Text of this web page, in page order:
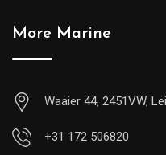
More Marine
Waaier 44, 2451VW,
+31 172 506820